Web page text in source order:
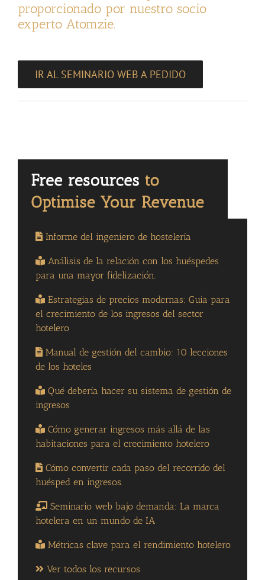
proporcionado por nuestro socio
experto Atomzie.
IR AL SEMINARIO WEB A PEDIDO
Informe del ingeniero de hostelería
Análisis de la relación con los huéspedes
para una mayor fidelización.
Estrategias de precios modernas: Guía para
el crecimiento de los ingresos del sector
hotelero
Manual de gestión del cambio: 10 lecciones
de los hoteles
Qué debería hacer su sistema de gestión de
ingresos
Cómo generar ingresos más allá de las
habitaciones para el crecimiento hotelero
Cómo convertir cada paso del recorrido del
huésped en ingresos.
Seminario web bajo demanda: La marca
hotelera en un mundo de IA
Métricas clave para el rendimiento hotelero
Ver todos los recursos